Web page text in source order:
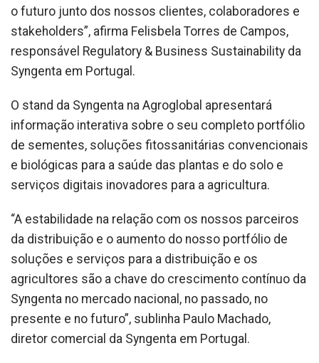
o futuro junto dos nossos clientes, colaboradores e
stakeholders”, afirma Felisbela Torres de Campos,
responsável Regulatory & Business Sustainability da
Syngenta em Portugal.
O stand da Syngenta na Agroglobal apresentará
informação interativa sobre o seu completo portfólio
de sementes, soluções fitossanitárias convencionais
e biológicas para a saúde das plantas e do solo e
serviços digitais inovadores para a agricultura.
“A estabilidade na relação com os nossos parceiros
da distribuição e o aumento do nosso portfólio de
soluções e serviços para a distribuição e os
agricultores são a chave do crescimento contínuo da
Syngenta no mercado nacional, no passado, no
presente e no futuro”, sublinha Paulo Machado,
diretor comercial da Syngenta em Portugal.